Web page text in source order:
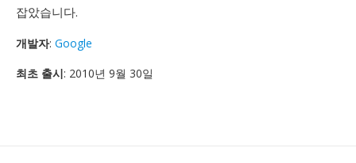
잡았습니다.
개발자: Google
최초 출시: 2010년 9월 30일